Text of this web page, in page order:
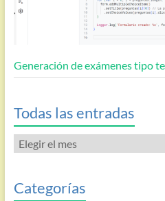
Generación de exámenes tipo
Todas las entradas
Todas
las
Categorías